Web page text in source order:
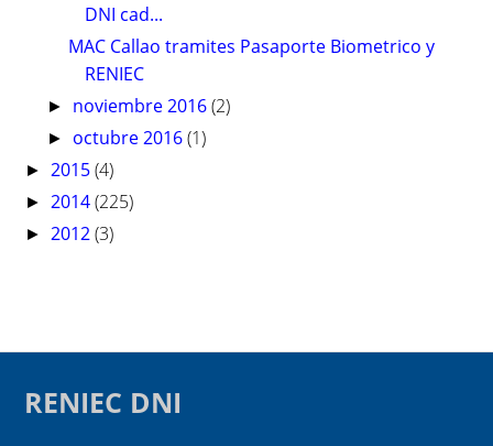
DNI cad...
MAC Callao tramites Pasaporte Biometrico y
RENIEC
► noviembre 2016(2)
► octubre 2016(1)
► 2015(4)
► 2014(225)
► 2012(3)
RENIEC DNI